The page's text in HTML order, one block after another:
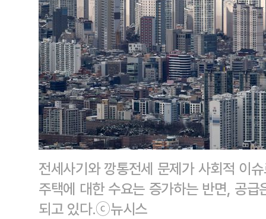
전세사기와 깡통전세 문제가 사회적 이
주택에 대한 수요는 증가하는 반면, 공
되고 있다.ⓒ뉴시스